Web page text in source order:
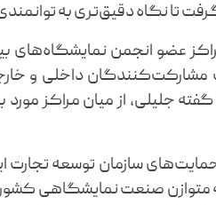
تا نگاه دقیق‌تری به
عضو انجمن نمایشگاه‌های
داخلی و
جلیلی، از میان مراکز
سازمان توسعه
صنعت نمایشگاهی کشور